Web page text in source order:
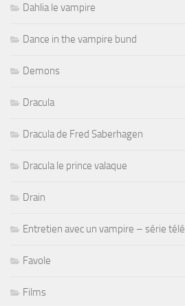
Dahlia le vampire
Dance in the vampire bund
Demons
Dracula
Dracula de Fred Saberhagen
Dracula le prince valaque
Drain
Entretien avec un vampire – série télé
Favole
Films